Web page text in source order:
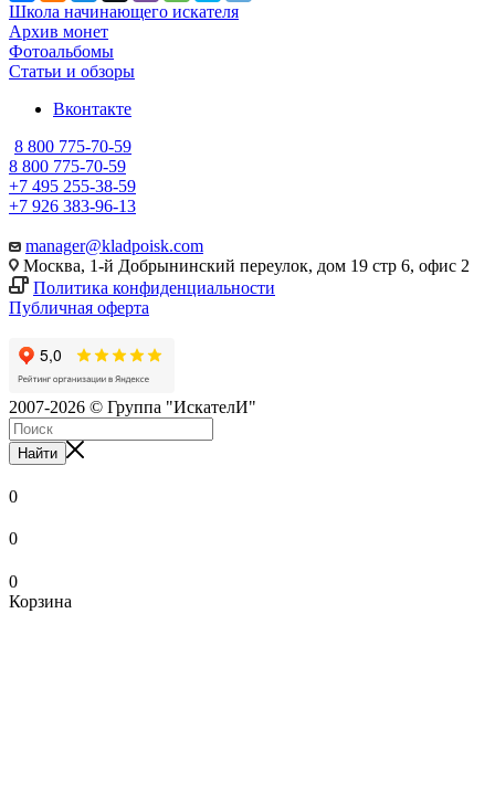
Школа начинающего искателя
Архив монет
Фотоальбомы
Статьи и обзоры
Вконтакте
8 800 775-70-59
8 800 775-70-59
+7 495 255-38-59
+7 926 383-96-13
manager@kladpoisk.com
Москва, 1-й Добрынинский переулок, дом 19 стр 6, офис 2
Политика конфиденциальности
Публичная оферта
2007-2026 © Группа "ИскателИ"
Найти
0
0
0
Корзина